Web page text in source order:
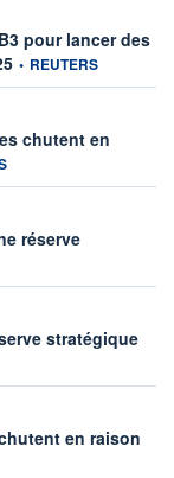
pour lancer des
information fournie par
• REUTERS
chutent en
par
réserve
stratégique
en raison
par